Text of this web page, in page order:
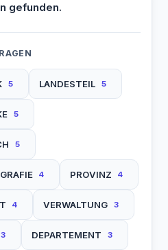
gefunden.
5 LANDESTEIL 5
5
5
4 PROVINZ 4
4 VERWALTUNG 3
3 DEPARTEMENT 3